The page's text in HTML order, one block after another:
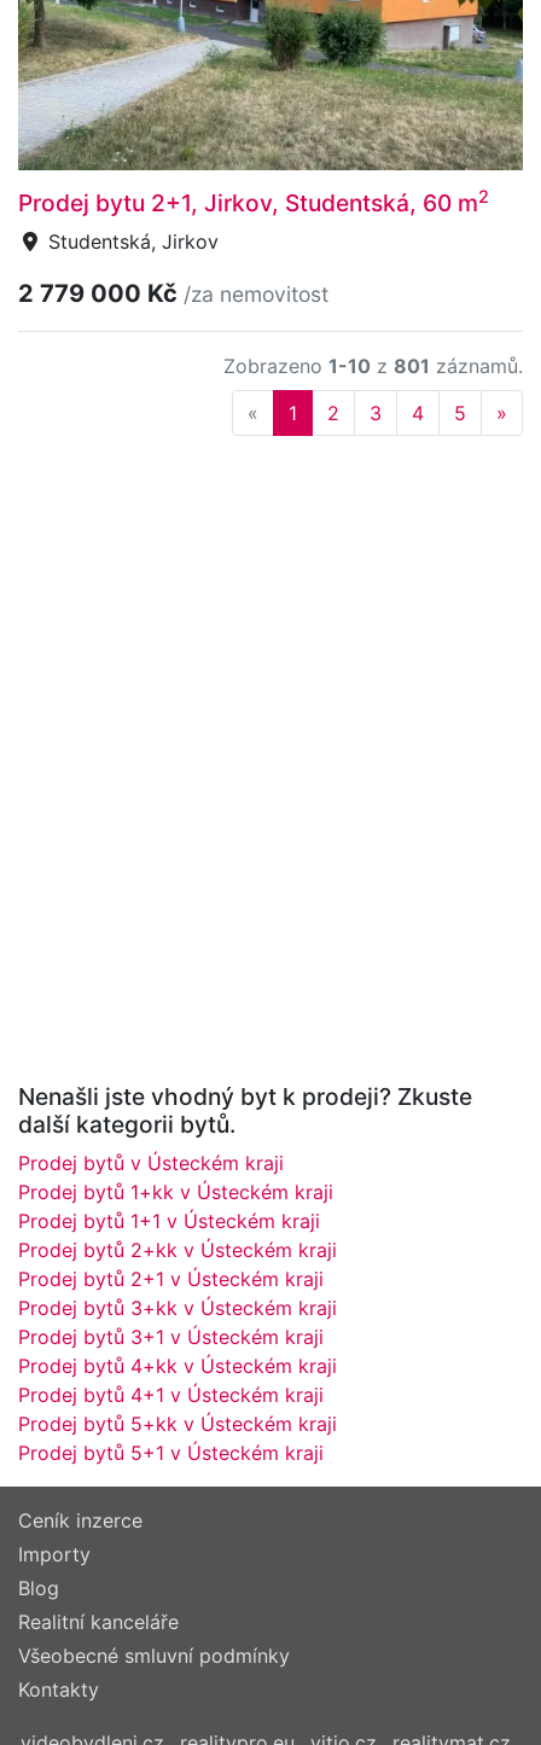
Prodej bytu 2+1, Jirkov, Studentská, 60 m2
Studentská, Jirkov
2 779 000 Kč /za nemovitost
Zobrazeno 1-10 z 801 záznamů.
« Previous
1 2 3 4 5 »
Nenašli jste vhodný byt k prodeji? Zkuste
další kategorii bytů.
Prodej bytů v Ústeckém kraji
Prodej bytů 1+kk v Ústeckém kraji
Prodej bytů 1+1 v Ústeckém kraji
Prodej bytů 2+kk v Ústeckém kraji
Prodej bytů 2+1 v Ústeckém kraji
Prodej bytů 3+kk v Ústeckém kraji
Prodej bytů 3+1 v Ústeckém kraji
Prodej bytů 4+kk v Ústeckém kraji
Prodej bytů 4+1 v Ústeckém kraji
Prodej bytů 5+kk v Ústeckém kraji
Prodej bytů 5+1 v Ústeckém kraji
Ceník inzerce
Importy
Blog
Realitní kanceláře
Všeobecné smluvní podmínky
Kontakty